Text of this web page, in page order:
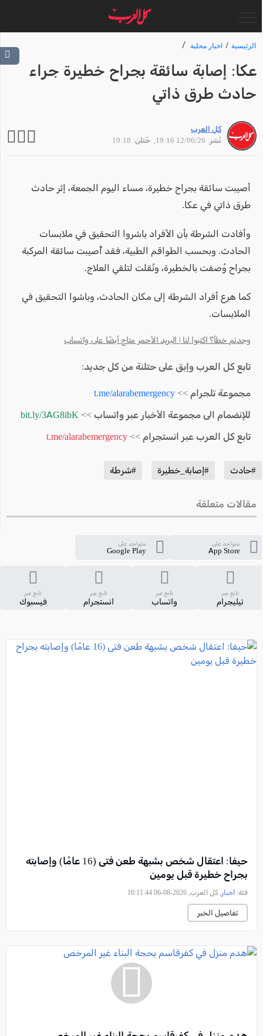
الرئيسية اخبار محلية
عكا: إصابة سائقة بجراح خطيرة جراء
حادث طرق ذاتي
كل العرب
نُشر: 12/06/26 19:16
, حُتلن: 19:18
أصيبت سائقة بجراح خطيرة، مساء اليوم الجمعة، إثر حادث
طرق ذاتي في عكا.
وأفادت الشرطة بأن الأفراد باشروا التحقيق في ملابسات
الحادث. وبحسب الطواقم الطبية، فقد أُصيبت سائقة المركبة
بجراح وُصفت بالخطيرة، ونُقلت لتلقي العلاج.
كما هرع أفراد الشرطة إلى مكان الحادث، وباشوا التحقيق في
الملابسات.
وجدتم خطأ؟ اكتبوا لنا | البريد الأحمر متاح أيضًا على واتساب
تابع كل العرب وإبق على حتلنة من كل جديد:
مجموعة تلجرام >> t.me/alarabemergency
للإنضمام الى مجموعة الأخبار عبر واتساب >> bit.ly/3AG8ibK
تابع كل العرب عبر انستجرام >> t.me/alarabemergency
#حادث #إصابة_خطيرة #شرطة
مقالات متعلقة
متواجد على
App Store
متواجد على
Google Play
تابع عبر
تيليجرام
تابع عبر
واتساب
تابع عبر
انستجرام
تابع عبر
فيسبوك
حيفا: اعتقال شخص بشبهة طعن فتى (16 عامًا) وإصابته
بجراح خطيرة قبل يومين
فئة: أخبار , كل العرب, 2026-08-06 10:11:44
تفاصيل الخبر